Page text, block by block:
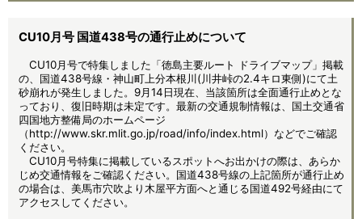
CU10月号 国道438号の通行止めについて
CU10月号で特集しました「徳島主要ルート ドライブマップ」掲載
の、国道438号線・神山町上分本根川(川井峠の2.4キロ東側)にて土
砂崩れが発生しました。9月14日現在、当該箇所は全面通行止めとな
っており、復旧時期は未定です。最新の交通規制情報は、国土交通省
四国地方整備局のホームページ
（http://www.skr.mlit.go.jp/road/info/index.html）などでご確認
ください。
CU10月号特集に掲載しているスポットへお出かけの際は、あらか
じめ交通情報をご確認ください。国道438号線の上記箇所が通行止め
の場合は、美馬市穴吹より木屋平方面へと通じる国道492号経由にて
アクセスしてください。